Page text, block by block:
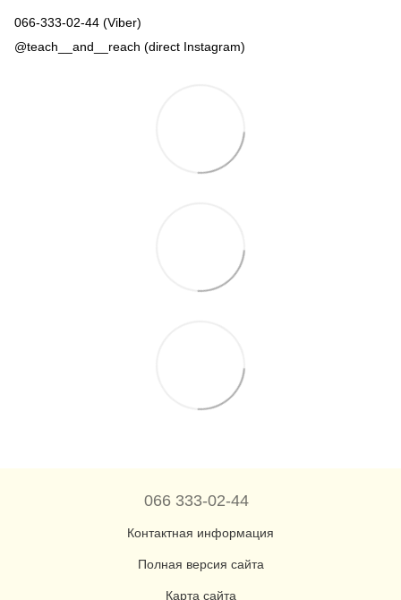
066-333-02-44 (Viber)
@teach__and__reach (direct Instagram)
066 333-02-44
Контактная информация
Полная версия сайта
Карта сайта